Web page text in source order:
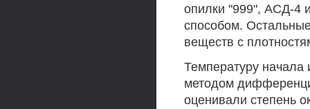
опилки "999", АСД-4
способом.
веществ с
Температуру
методом
оценивали степень